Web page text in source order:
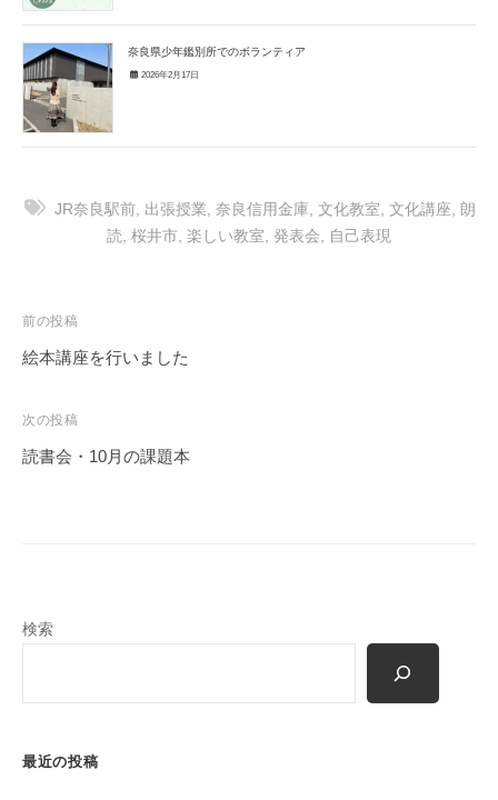
奈良県少年鑑別所でのボランティア
2026年2月17日
JR奈良駅前, 出張授業 奈良信用金庫 文化教室 文化講座 朗
読 桜井市 楽しい教室 発表会 自己表現
投
稿
ビ
ゲ
前の投稿
絵本講座を行いました
次の投稿
読書会・10月の課題本
検索
最近の投稿